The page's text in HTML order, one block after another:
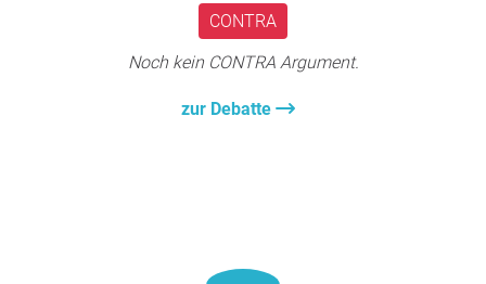
CONTRA
Noch kein CONTRA Argument.
zur Debatte